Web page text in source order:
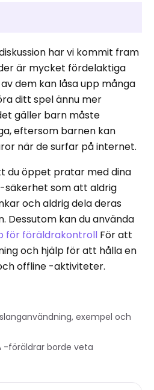
har vi kommit fram
är mycket fördelaktiga
dem kan låsa upp många
ditt spel ännu mer
gäller barn måste
eftersom barnen kan
när de surfar på internet.
du öppet pratar med dina
säkerhet som att aldrig
och aldrig dela deras
Dessutom kan du använda
för föräldrakontroll För att
och hjälp för att hålla en
offline -aktiviteter.
exempel och
-föräldrar borde veta